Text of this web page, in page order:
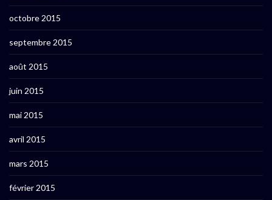
octobre 2015
septembre 2015
août 2015
juin 2015
mai 2015
avril 2015
mars 2015
février 2015